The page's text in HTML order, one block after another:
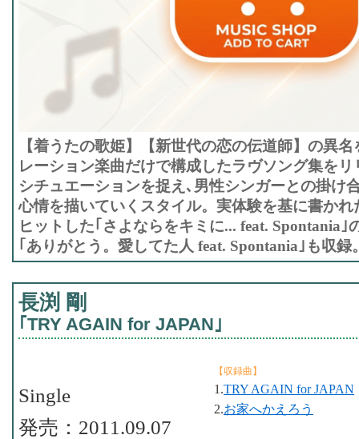
【着うたの歌姫】【新世代の恋の伝道師】の異
レーション楽曲だけで構成したラヴソング集を
シチュエーションを捉え､男性シンガーとの掛け
心情を描いていくスタイル。実体験を基に書か
ヒットした｢さよならをキミに... feat. Spontania｣
｢ありがとう。愛してた人 feat. Spontania｣も収録
長渕 剛
｢TRY AGAIN for JAPAN｣
【収録曲】
1.TRY AGAIN for JAPAN
2.お家へかえろう
Single
発売：2011.09.07